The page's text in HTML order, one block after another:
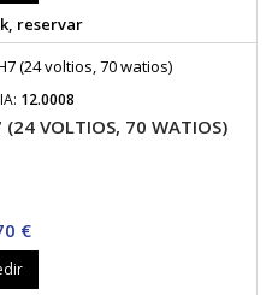
reservar
12.0008
VOLTIOS, 70 WATIOS)
€